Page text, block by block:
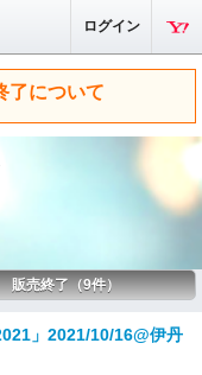
ログイン
了について
販売終了（9件）
」2021/10/16@伊丹